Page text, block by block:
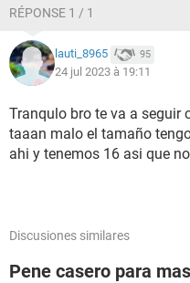
RÉPONSE 1 / 1
lauti_8965 95
24 jul 2023 à 19:11
Tranqulo bro te va a seguir
taaan malo el tamaño
ahi y tenemos 16 asi que
Discusiones similares
Pene casero para